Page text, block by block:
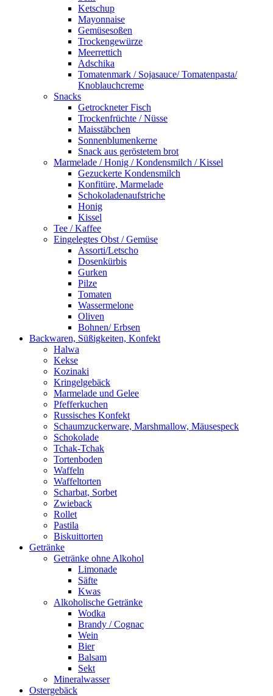
Ketschup
Mayonnaise
Gemüsesoßen
Trockengewürze
Meerrettich
Adschika
Tomatenmark / Sojasauce/ Tomatenpasta/
Knoblauchcreme
Snacks
Getrockneter Fisch
Trockenfrüchte / Nüsse
Maisstäbchen
Sonnenblumenkerne
Snack aus geröstetem brot
Marmelade / Honig / Kondensmilch / Kissel
Gezuckerte Kondensmilch
Konfitüre, Marmelade
Schokoladenaufstriche
Honig
Kissel
Tee / Kaffee
Eingelegtes Obst / Gemüse
Assorti/Letscho
Dosenkürbis
Gurken
Pilze
Tomaten
Wassermelone
Oliven
Bohnen/ Erbsen
Backwaren, Süßigkeiten, Konfekt
Halwa
Kekse
Kozinaki
Kringelgebäck
Marmelade und Gelee
Pfefferkuchen
Russisches Konfekt
Schaumzuckerware, Marshmallow, Mäusespeck
Schokolade
Tchak-Tchak
Tortenboden
Waffeln
Waffeltorten
Scharbat, Sorbet
Zwieback
Rollet
Pastila
Biskuittorten
Getränke
Getränke ohne Alkohol
Limonade
Säfte
Kwas
Alkoholische Getränke
Wodka
Brandy / Cognac
Wein
Bier
Balsam
Sekt
Mineralwasser
Ostergebäck